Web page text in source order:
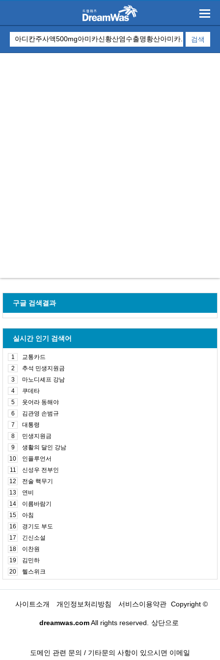
구글 검색결과
실시간 인기 검색어
1
교통카드
2
추석 민생지원금
3
마노디셰프 강남
4
쿠데타
5
웃어라 동해야
6
김관영 손범규
7
대통령
8
민생지원금
9
생활의 달인 강남
10
인플루언서
11
신성우 전부인
12
전술 핵무기
13
연비
14
이름바람기
15
아침
16
경기도 부도
17
긴신소설
18
이찬원
19
김민하
20
헬스위크
사이트소개 개인정보처리방침 서비스이용약관 Copyright ©
dreamwas.comAll rights reserved. 상단으로
도메인 관련 문의 / 기타문의 사항이 있으시면 이메일